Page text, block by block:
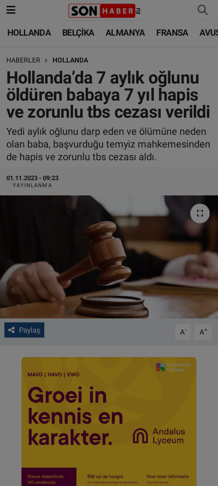
HOLLANDA BELÇİKA ALMANYA FRANSA
HABERLER HOLLANDA
Hollanda’da 7 aylık oğlunu
öldüren babaya 7 yıl hapis
ve zorunlu tbs cezası verildi
Yedi aylık oğlunu darp eden ve ölümüne neden
olan baba, başvurduğu temyiz mahkemesinden
de hapis ve zorunlu tbs cezası aldı.
01.11.2023 - 09:23
YAYINLANMA
Paylaş A- A+
HOLLANDA
BELÇİKA
ALMANYA
FRANSA
AVUSTURYA
SAĞLIK - YAŞAM
BİLİM-TEKNOLOJİ
HOLLANDA
BELÇİKA
ALMANYA
TÜRKİYE
DÜNYA
BİLİM-TEKNOLOJİ
SAĞLIK
ALGEMENE VOORWAARDEN
CONTACT
Çerez Politikası
Nöbetçi Eczaneler
Hava Durumu
Trafik Durumu
Süper Lig Puan Durumu ve Fikstür
Tüm Manşetler
Son Dakika Haberleri
Haber Arşivi